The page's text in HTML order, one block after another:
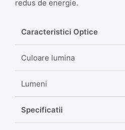
redus de energie.
Caracteristici Optice
Culoare lumina
Lumeni
Specificatii